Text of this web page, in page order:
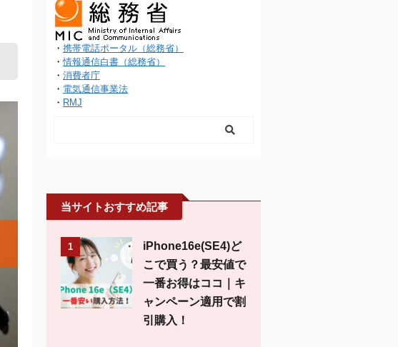
・ 携帯電話ポータル（総務省）
・情報通信白書（総務省）
・ 消費者庁
・ 電気通信事業法
・ RMJ
当サイトおすすめ記事
1
iPhone16e(SE4)ど
こで買う？最安値で
一番お得はココ｜キ
ャンペーン適用で割
引購入！